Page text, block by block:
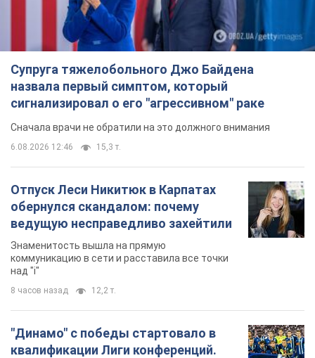
Супруга тяжелобольного Джо Байдена
назвала первый симптом, который
сигнализировал о его "агрессивном" раке
Сначала врачи не обратили на это должного внимания
6.08.2026 12:46 15,3 т.
Отпуск Леси Никитюк в Карпатах
обернулся скандалом: почему
ведущую несправедливо захейтили
Знаменитость вышла на прямую
коммуникацию в сети и расставила все точки
над "i"
8 часов назад 12,2 т.
"Динамо" с победы стартовало в
квалификации Лиги конференций.